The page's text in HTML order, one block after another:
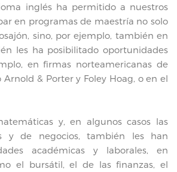
inglés ha permitido a nuestros
en programas de maestría no solo
sino, por ejemplo, también en
les ha posibilitado oportunidades
en firmas norteamericanas de
& Porter y Foley Hoag, o en el
y, en algunos casos las
y de negocios, también les han
académicas y laborales, en
el bursátil, el de las finanzas, el